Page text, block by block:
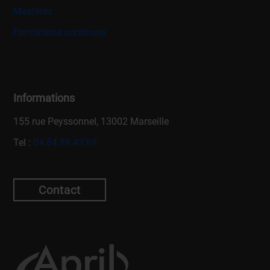
Mastères
Formations continues
Informations
155 rue Peyssonnel, 13002 Marseille
Tel : 04.84.89.43.69
Contact